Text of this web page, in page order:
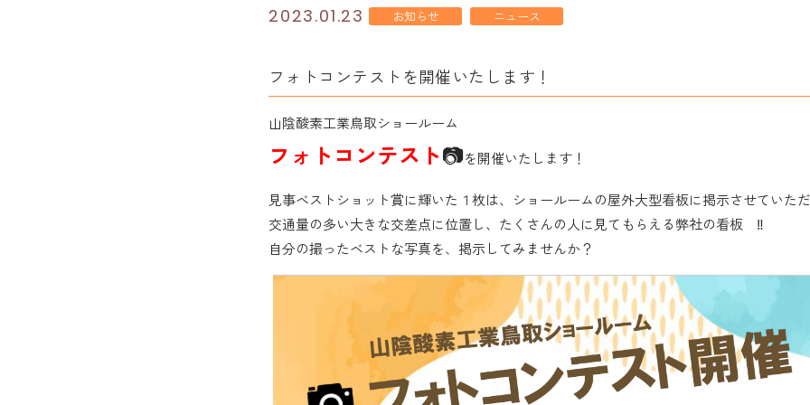
2023.01.23 お知らせ ニュース
フォトコンテストを開催いたします！
山陰酸素工業鳥取ショールーム
フォトコンテスト📷を開催いたします！
見事ベストショット賞に輝いた１枚は、ショールームの屋外大型看板に掲示させていた
交通量の多い大きな交差点に位置し、たくさんの人に見てもらえる弊社の看板 ‼
自分の撮ったベストな写真を、掲示してみませんか？